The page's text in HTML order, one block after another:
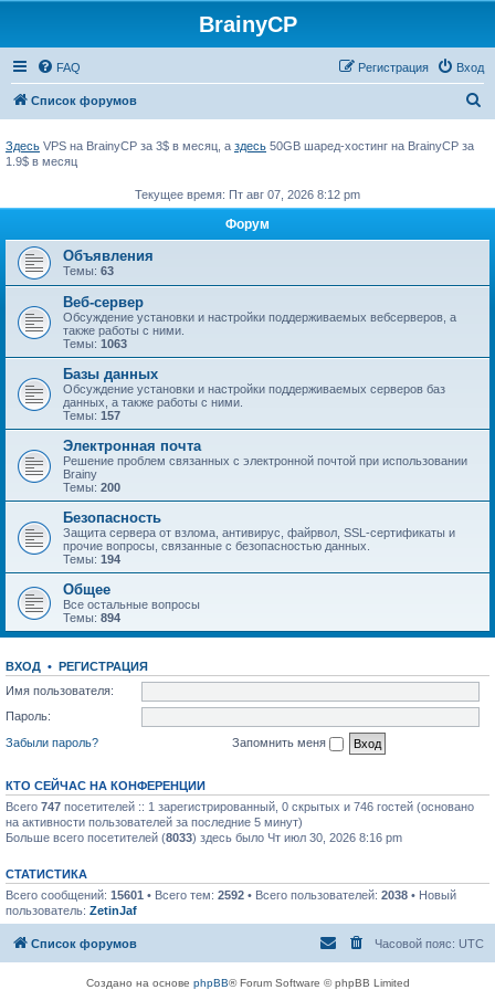
BrainyCP
FAQ Вход
Регистрация
Список форумов
к
Здесь VPS на BrainyCP за 3$ в месяц, а здесь 50GB шаред-хостинг на BrainyCP за
1.9$ в месяц
Текущее время: Пт авг 07, 2026 8:12 pm
Форум
Объявления
Темы: 63
Веб-сервер
Обсуждение установки и настройки поддерживаемых вебсерверов, а
также работы с ними.
Темы: 1063
Базы данных
Обсуждение установки и настройки поддерживаемых серверов баз
данных, а также работы с ними.
Темы: 157
Электронная почта
Решение проблем связанных с электронной почтой при использовании
Brainy
Темы: 200
Безопасность
Защита сервера от взлома, антивирус, файрвол, SSL-сертификаты и
прочие вопросы, связанные с безопасностью данных.
Темы: 194
Общее
Все остальные вопросы
Темы: 894
ВХОД • РЕГИСТРАЦИЯ
Имя пользователя:
Пароль:
Забыли пароль?
Запомнить меня
КТО СЕЙЧАС НА КОНФЕРЕНЦИИ
Всего 747 посетителей :: 1 зарегистрированный, 0 скрытых и 746 гостей (основано
на активности пользователей за последние 5 минут)
Больше всего посетителей (8033) здесь было Чт июл 30, 2026 8:16 pm
СТАТИСТИКА
Всего сообщений: 15601 • Всего тем: 2592 • Всего пользователей: 2038 • Новый
пользователь: ZetinJaf
Список форумов Часовой пояс: UTC
Создано на основе phpBB® Forum Software © phpBB Limited